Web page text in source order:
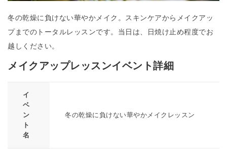
冬の乾燥に負けない華やかメイク。スキンケアからメイクアッ
プまでのトータルレッスンです。当日は、日焼け止め程度でお
越しください。
メイクアップレッスンイベント詳細
イ
ベ
ン
ト
名
冬の乾燥に負けない華やかメイクレッスン